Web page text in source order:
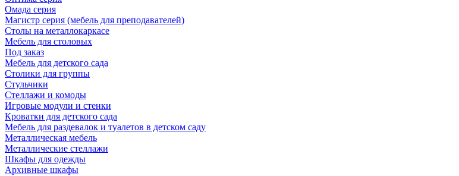
Омада серия
Магистр серия (мебель для преподавателей)
Столы на металлокаркасе
Мебель для столовых
Под заказ
Мебель для детского сада
Столики для группы
Стульчики
Стеллажи и комоды
Игровые модули и стенки
Кроватки для детского сада
Мебель для раздевалок и туалетов в детском саду
Металлическая мебель
Металлические стеллажи
Шкафы для одежды
Архивные шкафы